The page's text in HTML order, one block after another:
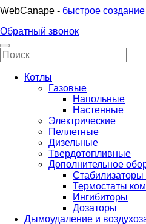
WebCanape - быстрое создание
Обратный звонок
Котлы
Газовые
Напольные
Настенные
Электрические
Пеллетные
Дизельные
Твердотопливные
Дополнительное
Термостаты
Ингибиторы
Дозаторы
Дымоудаление и